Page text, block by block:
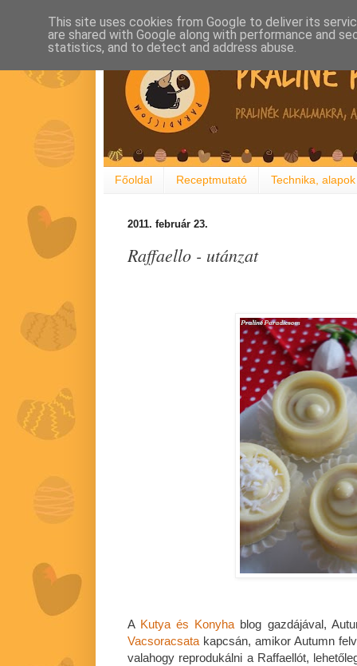
Főoldal Receptmutató Technika, alapok
2011. február 23.
Raffaello - utánzat
A Kutya és Konyhablog gazdájával,
Vacsoracsatakapcsán, amikor Autumn
valahogy reprodukálni a Raffaellót,
This site uses cookies from Google to deliver its
are shared with Google along with performance and
statistics, and to detect and address abuse.